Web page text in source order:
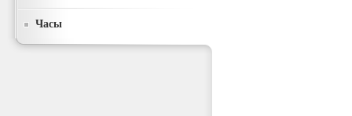
Часы